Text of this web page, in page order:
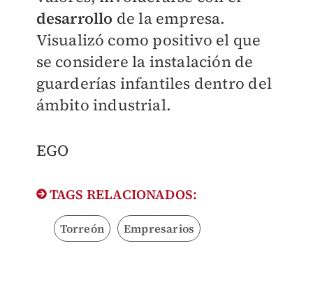
desarrollo de la empresa.
Visualizó como positivo el que
se considere la instalación de
guarderías infantiles dentro del
ámbito industrial.
EGO
TAGS RELACIONADOS:
Torreón Empresarios